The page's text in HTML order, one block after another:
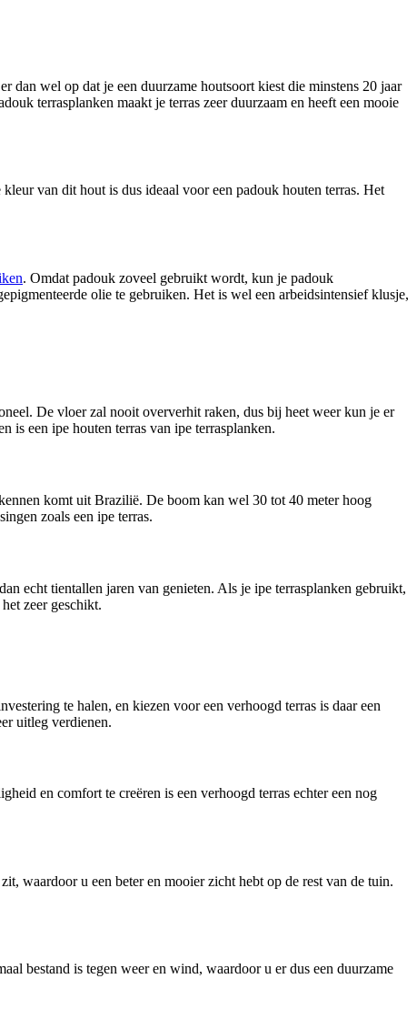
dan wel op dat je een duurzame houtsoort kiest die minstens 20 jaar
terrasplanken maakt je terras zeer duurzaam en heeft een mooie
van dit hout is dus ideaal voor een padouk houten terras. Het
. Omdat padouk zoveel gebruikt wordt, kun je padouk
olie te gebruiken. Het is wel een arbeidsintensief klusje,
De vloer zal nooit oververhit raken, dus bij heet weer kun je er
is een ipe houten terras van ipe terrasplanken.
komt uit Brazilië. De boom kan wel 30 tot 40 meter hoog
zoals een ipe terras.
echt tientallen jaren van genieten. Als je ipe terrasplanken gebruikt,
zeer geschikt.
te halen, en kiezen voor een verhoogd terras is daar een
uitleg verdienen.
en comfort te creëren is een verhoogd terras echter een nog
waardoor u een beter en mooier zicht hebt op de rest van de tuin.
bestand is tegen weer en wind, waardoor u er dus een duurzame